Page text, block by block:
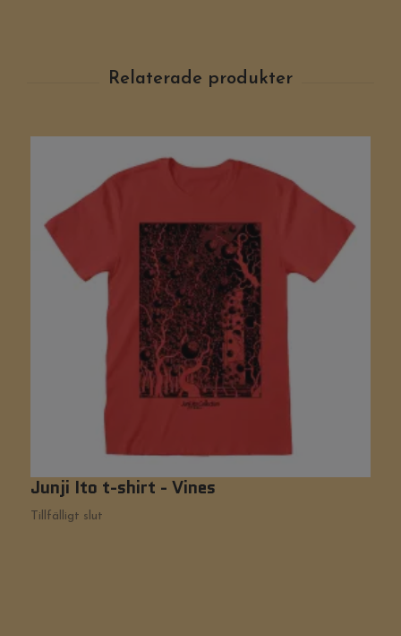
Junji Ito t-shirt - Vines
Tillfälligt slut